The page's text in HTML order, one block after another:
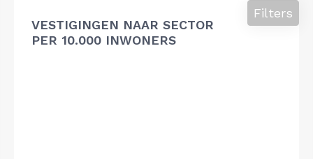
VESTIGINGEN NAAR SECTOR
PER 10.000 INWONERS
Filters